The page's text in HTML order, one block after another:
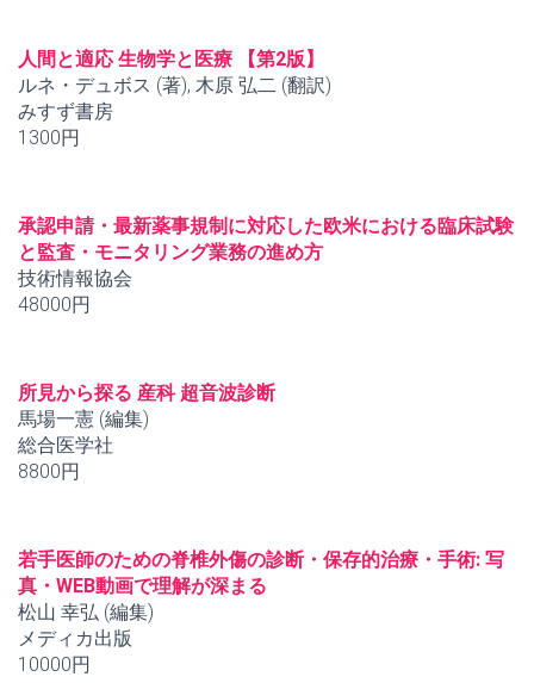
人間と適応 生物学と医療 【第2版】
ルネ・デュボス (著), 木原 弘二 (翻訳)
みすず書房
1300円
承認申請・最新薬事規制に対応した欧米における臨床試験
と監査・モニタリング業務の進め方
技術情報協会
48000円
所見から探る 産科 超音波診断
馬場一憲 (編集)
総合医学社
8800円
若手医師のための脊椎外傷の診断・保存的治療・手術: 写
真・WEB動画で理解が深まる
松山 幸弘 (編集)
メディカ出版
10000円